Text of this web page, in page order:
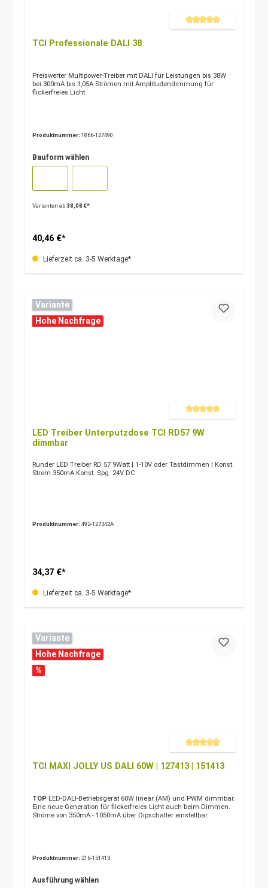
Durchschnittliche Bewertung
TCI Professionale DALI 38
Preiswerter Multipower-Treiber mit DALI für Leistungen bis 38W
bei 300mA bis 1,05A Strömen mit Amplitudendimmung für
flickerfreies Licht
Produktnummer: 1866-127490
Bauform wählen
Varianten ab38,08 €*
40,46 €*
Lieferzeit ca. 3-5 Werktage*
Variante
Hohe Nachfrage
Durchschnittliche Bewertung
LED Treiber Unterputzdose TCI RD57 9W
dimmbar
Runder LED Treiber RD 57 9Watt | 1-10V oder Tastdimmen | Konst.
Strom 350mA Konst. Spg. 24V DC
Produktnummer: 492-127342A
34,37 €*
Lieferzeit ca. 3-5 Werktage*
Variante
Hohe Nachfrage
%
Durchschnittliche Bewertung
TCI MAXI JOLLY US DALI 60W | 127413 | 151413
TOP LED-DALI-Betriebsgerät 60W linear (AM) und PWM dimmbar.
Eine neue Generation für flickerfreies Licht auch beim Dimmen.
Ströme von 350mA - 1050mA über Dipschalter einstellbar.
Produktnummer: 216-151413
Ausführung wählen